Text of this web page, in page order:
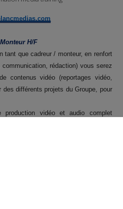
H/F
tant que cadreur / monteur, en renfort
rédaction) vous serez
contenus vidéo (reportages vidéo,
des différents projets du Groupe, pour
vidéo et audio complet